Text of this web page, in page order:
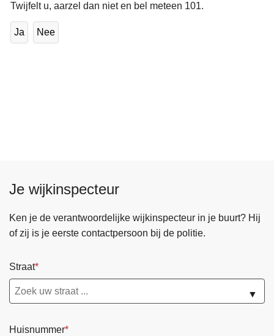
Twijfelt u, aarzel dan niet en bel meteen 101.
Ja Nee
Je wijkinspecteur
Ken je de verantwoordelijke wijkinspecteur in je buurt? Hij
of zij is je eerste contactpersoon bij de politie.
Straat
▼
Huisnummer